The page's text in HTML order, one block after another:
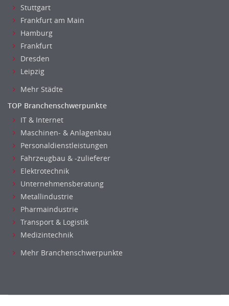
Stuttgart
Frankfurt am Main
Hamburg
Frankfurt
Dresden
Leipzig
Mehr Städte
TOP Branchenschwerpunkte
IT & Internet
Maschinen- & Anlagenbau
Personaldienstleistungen
Fahrzeugbau & -zulieferer
Elektrotechnik
Unternehmensberatung
Metallindustrie
Pharmaindustrie
Transport & Logistik
Medizintechnik
Mehr Branchenschwerpunkte